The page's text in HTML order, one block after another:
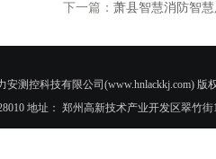
下一篇： 萧县智慧消防智
安测控科技有限公司(www.hnlackkj.com)
地址： 郑州高新技术产业开发区翠竹